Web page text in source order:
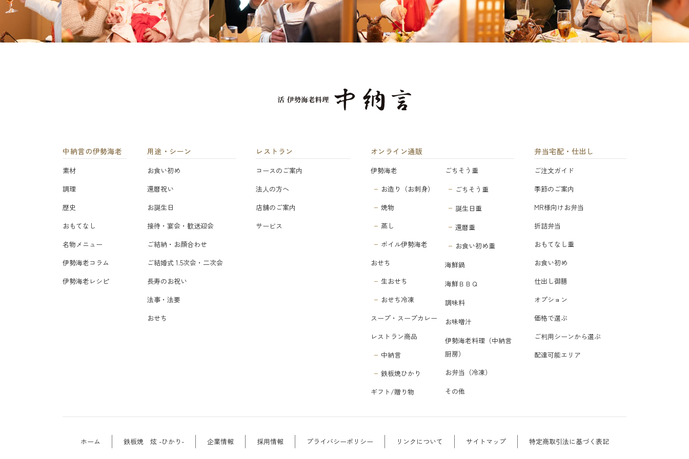
中納言の伊勢海老
素材
調理
歴史
おもてなし
名物メニュー
伊勢海老コラム
伊勢海老レシピ
用途・シーン
お食い初め
還暦祝い
お誕生日
接待・宴会・歓送迎会
ご結納・お顔合わせ
ご結婚式 1.5次会・二次会
長寿のお祝い
法事・法要
おせち
レストラン
コースのご案内
法人の方へ
店舗のご案内
サービス
オンライン通販
伊勢海老
お造り（お刺身）
焼物
蒸し
ボイル伊勢海老
おせち
生おせち
おせち冷凍
スープ・スープカレー
レストラン商品
中納言
鉄板焼ひかり
ギフト/贈り物
ごちそう重
ごちそう重
誕生日重
還暦重
お食い初め重
海鮮鍋
海鮮ＢＢＱ
調味料
お味噌汁
伊勢海老料理（中納言
厨房）
お弁当（冷凍）
その他
弁当宅配・仕出し
ご注文ガイド
季節のご案内
MR様向けお弁当
折詰弁当
おもてなし重
お食い初め
仕出し御膳
オプション
価格で選ぶ
ご利用シーンから選ぶ
配達可能エリア
ホーム 鉄板焼 炫 -ひかり- 企業情報 採用情報 プライバシーポリシー リンクについて サイトマップ 特定商取引法に基づく表記